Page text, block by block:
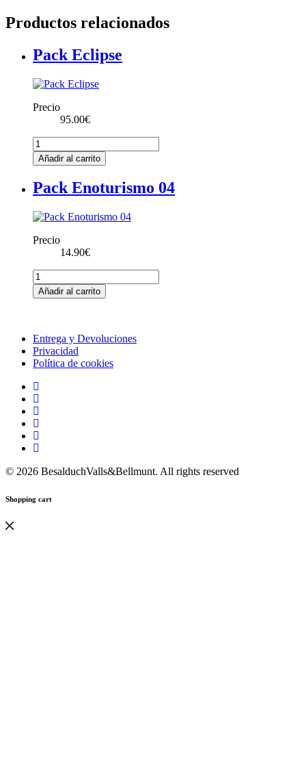
Productos relacionados
Pack Eclipse
Precio
95.00€
Pack
Eclipse
cantidad
Añadir al carrito
Pack Enoturismo 04
Precio
14.90€
Pack
Enoturismo
04
Añadir al carrito
Entrega y Devoluciones
Privacidad
Política de cookies
© 2026 BesalduchValls&Bellmunt. All rights reserved
Shopping cart